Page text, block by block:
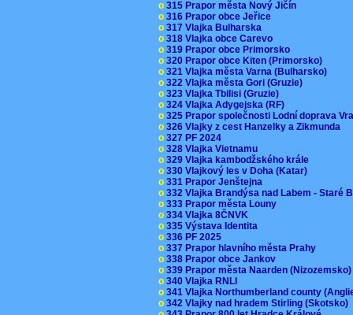
o 315 Prapor města Nový Jičín
o 316 Prapor obce Jeřice
o 317 Vlajka Bulharska
o 318 Vlajka obce Carevo
o 319 Prapor obce Primorsko
o 320 Prapor obce Kiten (Primorsko)
o 321 Vlajka města Varna (Bulharsko)
o 322 Vlajka města Gori (Gruzie)
o 323 Vlajka Tbilisi (Gruzie)
o 324 Vlajka Adygejska (RF)
o 325 Prapor společnosti Lodní doprava
o 326 Vlajky z cest Hanzelky a Zikmunda
o 327 PF 2024
o 328 Vlajka Vietnamu
o 329 Vlajka kambodžského krále
o 330 Vlajkový les v Doha (Katar)
o 331 Prapor Jenštejna
o 332 Vlajka Brandýsa nad Labem - Staré
o 333 Prapor města Louny
o 334 Vlajka 8ČNVK
o 335 Výstava Identita
o 336 PF 2025
o 337 Prapor hlavního města Prahy
o 338 Prapor obce Jankov
o 339 Prapor města Naarden
o 340 Vlajka RNLI
o 341 Vlajka Northumberland county
o 342 Vlajky nad hradem Stirling (Skotsko)